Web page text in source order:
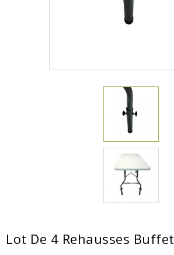
Lot De 4 Rehausses Buffet